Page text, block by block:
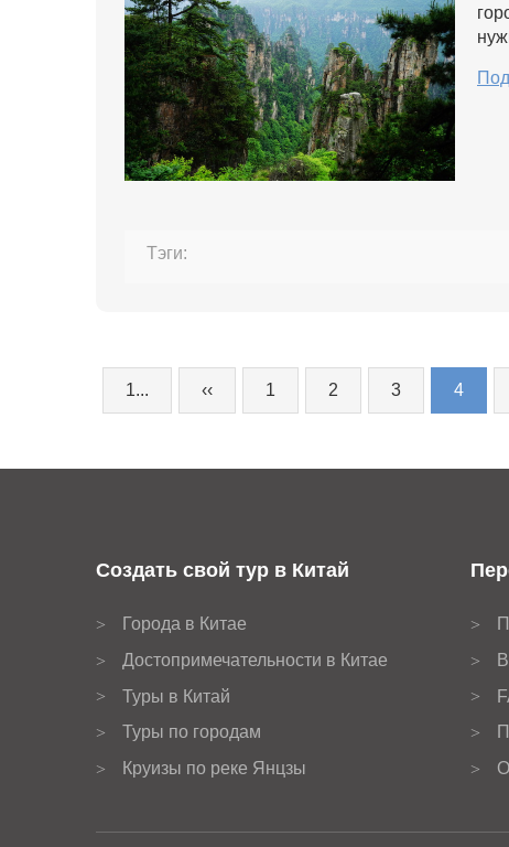
Тэги:
1... ‹‹ 1 2 3 4
Создать свой тур в Китай
>
Города в Китае
>
Достопримечательности в Китае
>
Туры в Китай
>
Туры по городам
>
Круизы по реке Янцзы
>
>
>
>
>